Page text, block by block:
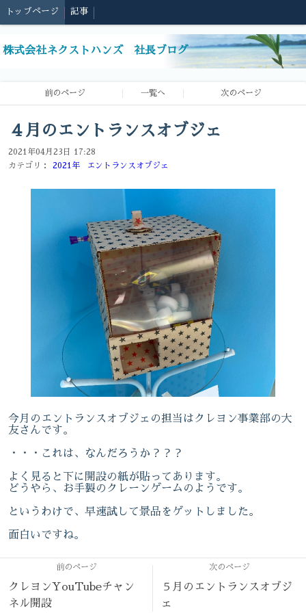
トップページ 記事
株式会社ネクストハンズ 社長ブログ
前のページ 一覧へ 次のページ
４月のエントランスオブジェ
2021年04月23日 17:28
カテゴリ：
2021年 エントランスオブジェ
今月のエントランスオブジェの担当はクレヨン事業部の大
友さんです。
・・・これは、なんだろうか？？？
よく見ると下に開設の紙が貼ってあります。
どうやら、お手製のクレーンゲームのようです。
というわけで、早速試して景品をゲットしました。
面白いですね。
前のページ
クレヨンYouTubeチャン
ネル開設
次のページ
５月のエントランスオブジ
ェ